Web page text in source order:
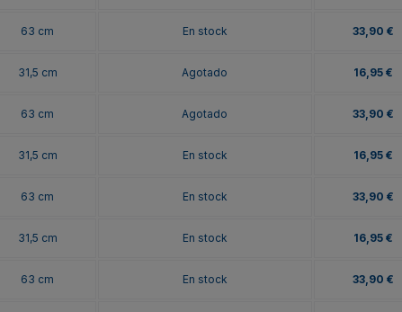
63 cm En stock 33,90 €
31,5 cm Agotado 16,95 €
63 cm Agotado 33,90 €
31,5 cm En stock 16,95 €
63 cm En stock 33,90 €
31,5 cm En stock 16,95 €
63 cm En stock 33,90 €